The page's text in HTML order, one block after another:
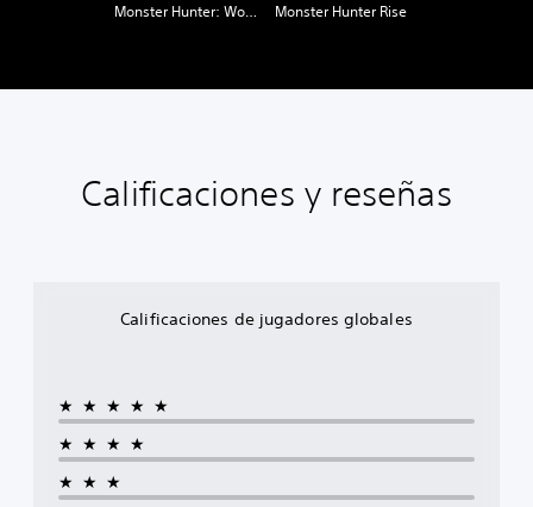
Monster Hunter: World Monster Hunter Rise
Calificaciones y reseñas
Calificaciones de jugadores globales
★★★★★
★★★★
★★★